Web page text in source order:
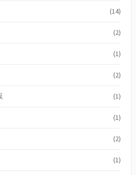
(14)
(2)
(1)
(2)
(1)
(1)
(2)
(1)